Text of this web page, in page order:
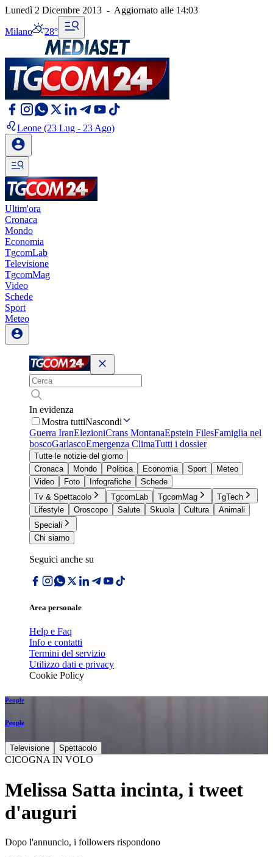
Lunedì 2 Dicembre 2013 - Aggiornato alle 14:03
Milano 28°
Leone (23 Lug - 23 Ago)
Ultim'ora
Cronaca
Mondo
Economia
TgcomLab
Televisione
TgcomMag
Video
Schede
Sport
Meteo
In evidenza
Mostra tuttiNascondi
Guerra IranElezioniCrans MontanaEpstein FilesFamiglia nel
boscoGarlascoEmergenza ClimaTutti i dossier
Tutte le notizie del giorno
Cronaca
Mondo Politica Economia Sport
Meteo
Video
Foto Infografiche
Schede
Tv & Spettacolo
TgcomLab TgcomMag
TgTech
Lifestyle
Oroscopo Salute Skuola Cultura
Animali
Speciali
Chi siamo
Seguici anche su
Area personale
Help e Faq
Info e contatti
Termini del servizio
Utilizzo dati e privacy
Cookie Policy
People
People
Televisione Spettacolo
CICOGNA IN VOLO
Melissa Satta incinta, i tweet
d'auguri
Dopo l'annuncio, i followers rispondono